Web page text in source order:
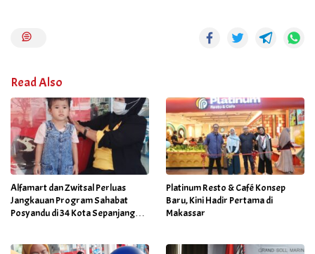
Read Also
Alfamart dan Zwitsal Perluas
Jangkauan Program Sahabat
Posyandu di 34 Kota Sepanjang
Platinum Resto & Café Konsep
Baru, Kini Hadir Pertama di
Makassar